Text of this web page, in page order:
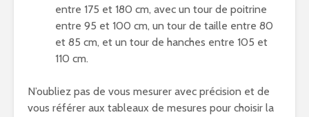
entre 175 et 180 cm, avec un tour de poitrine
entre 95 et 100 cm, un tour de taille entre 80
et 85 cm, et un tour de hanches entre 105 et
110 cm.
N’oubliez pas de vous mesurer avec précision et de
vous référer aux tableaux de mesures pour choisir la